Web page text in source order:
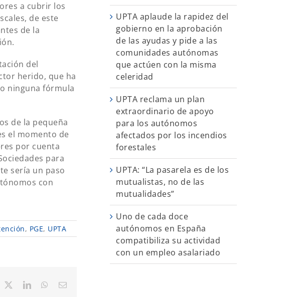
a cubrir los
de este
de la
del
herido, que ha
ninguna fórmula
de la pequeña
el momento de
por cuenta
para
sería un paso
con
, PGE, UPTA
LinkedInWhatsApp
Correo
UPTA aplaude la rapidez del
gobierno en la aprobación
de las ayudas y pide a las
comunidades autónomas
que actúen con la misma
celeridad
UPTA reclama un plan
extraordinario de apoyo
para los autónomos
afectados por los incendios
forestales
UPTA: “La pasarela es de los
mutualistas, no de las
mutualidades”
Uno de cada doce
autónomos en España
compatibiliza su actividad
con un empleo asalariado